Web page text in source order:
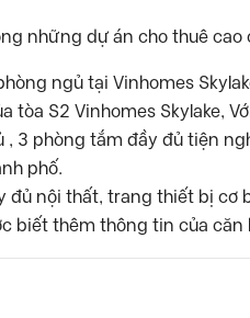
những dự án cho thuê cao
ngủ tại Vinhomes
tòa S2 Vinhomes Skylake,
3 phòng tắm đầy đủ tiện
phố.
đủ nội thất, trang thiết bị cơ
biết thêm thông tin của căn